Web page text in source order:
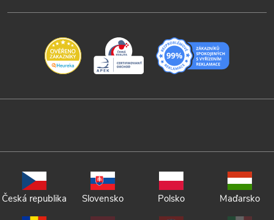
Česká republika Slovensko Polsko Maďarsko